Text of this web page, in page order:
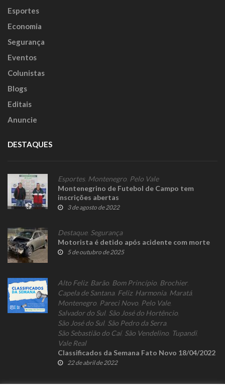
Esportes
Economia
Segurança
Eventos
Colunistas
Blogs
Editais
Anuncie
DESTAQUES
Esportes, Montenegro Pelo Vale
Montenegrino de Futebol de Campo tem
inscrições abertas
3 de agosto de 2022
Destaque, Segurança
Motorista é detido após acidente com morte
5 de outubro de 2025
Alto Feliz, Barão Bom Princípio Brochier,
Capela de Santana, Feliz, Harmonia, Maratá,
Montenegro Pareci Novo Pelo Vale,
Salvador do Sul, São José do Hortêncio
São José do Sul, São Pedro da Serra,
São Sebastião do Caí, São Vendelino Tupandi,
Vale Real
Classificados da Semana Fato Novo 18/04/2022
22 de abril de 2022